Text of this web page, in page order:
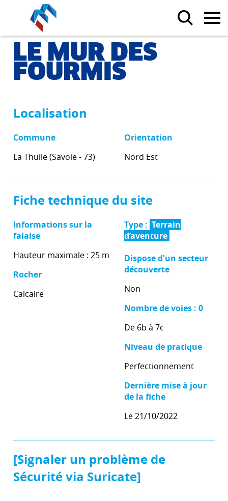
LE MUR DES
FOURMIS
Localisation
Commune
La Thuile (Savoie - 73)
Orientation
Nord Est
Fiche technique du site
Informations sur la
falaise
Hauteur maximale : 25 m
Rocher
Calcaire
Type : Terrain
d’aventure
Dispose d'un secteur
découverte
Non
Nombre de voies : 0
De 6b à 7c
Niveau de pratique
Perfectionnement
Dernière mise à jour
de la fiche
Le 21/10/2022
[Signaler un problème de
Sécurité via Suricate]